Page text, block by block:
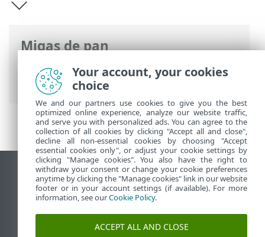
Migas de pan
Ayuda en línea de ESET> ESET Endpoint
Security for Android
Introducción
Ver sitio del escritorio
End of Life
Base de conocimiento de ESET
Foro de ESET
Your account, your cookies
choice
We and our partners use cookies to give you the best
optimized online experience, analyze our website traffic,
and serve you with personalized ads. You can agree to the
collection of all cookies by clicking "Accept all and close",
decline all non-essential cookies by choosing "Accept
essential cookies only", or adjust your cookie settings by
clicking "Manage cookies". You also have the right to
withdraw your consent or change your cookie preferences
anytime by clicking the "Manage cookies" link in our website
footer or in your account settings (if available). For more
information, see ourCookie Policy.
ACCEPT ALL AND CLOSE